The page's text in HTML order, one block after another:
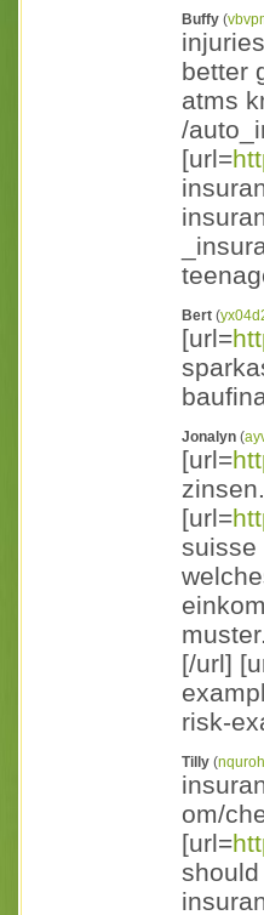
Buffy (
better
atms
/
[url=
Bert (
[url=
Jonalyn (
[url=
[url=
suisse
[/url]
risk-
Tilly (
om/
[url=